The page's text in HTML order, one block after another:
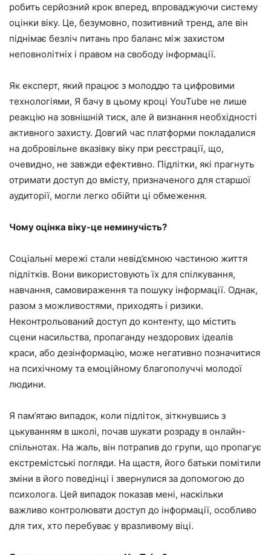
робить серйозний крок вперед, впроваджуючи систему
оцінки віку. Це, безумовно, позитивний тренд, але він
піднімає безліч питань про баланс між захистом
неповнолітніх і правом на свободу інформації.
Як експерт, який працює з молоддю та цифровими
технологіями, Я бачу в цьому кроці YouTube не лише
реакцію на зовнішній тиск, але й визнання необхідності
активного захисту. Довгий час платформи покладалися
на добровільне вказівку віку при реєстрації, що,
очевидно, не завжди ефективно. Підлітки, які прагнуть
отримати доступ до вмісту, призначеного для старшої
аудиторії, могли легко обійти ці обмеження.
Чому оцінка віку-це неминучість?
Соціальні мережі стали невід’ємною частиною життя
підлітків. Вони використовують їх для спілкування,
навчання, самовираження та пошуку інформації. Однак,
разом з можливостями, приходять і ризики.
Неконтрольований доступ до контенту, що містить
сцени насильства, пропаганду нездорових ідеалів
краси, або дезінформацію, може негативно позначитися
на психічному та емоційному благополуччі молодої
людини.
Я пам’ятаю випадок, коли підліток, зіткнувшись з
цькуванням в школі, почав шукати розраду в онлайн-
спільнотах. На жаль, він потрапив до групи, що пропагує
екстремістські погляди. На щастя, його батьки помітили
зміни в його поведінці і звернулися за допомогою до
психолога. Цей випадок показав мені, наскільки
важливо контролювати доступ до інформації, особливо
для тих, хто перебуває у вразливому віці.